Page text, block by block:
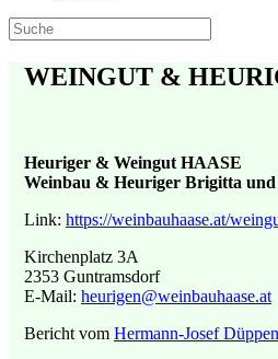
WEINGUT &
Heuriger & Weingut HAASE
Weinbau & Heuriger Brigitta und
Link: https://weinbauhaase.at/
Kirchenplatz 3A
2353 Guntramsdorf
E-Mail: heurigen@weinbauhaase.at
Bericht vom Hermann-Josef